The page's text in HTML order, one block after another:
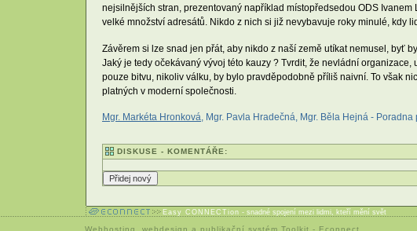
nejsilnějších stran, prezentovaný například místopředsedou ODS
velké množství adresátů. Nikdo z nich si již nevybavuje roky minulé, kdy
Závěrem si lze snad jen přát, aby nikdo z naší země utíkat nemusel, byť
Jaký je tedy očekávaný vývoj této kauzy ? Tvrdit, že nevládní
pouze bitvu, nikoliv válku, by bylo pravděpodobně příliš naivní. To však
platných v moderní společnosti.
Mgr. Markéta Hronková, Mgr. Pavla Hradečná, Mgr. Běla Hejná - Poradna
DISKUSE - KOMENTÁŘE:
Easy CONNECTion - snadné spojení mezi lidmi, kteří mění svět
Webhosting webdesign a publikační systém Toolkit - Econnect